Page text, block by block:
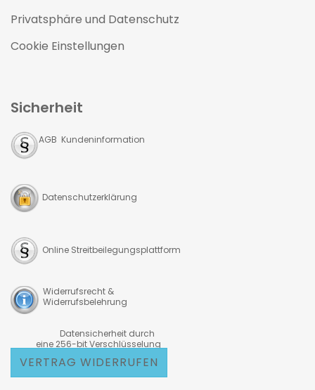
Privatsphäre und Datenschutz
Cookie Einstellungen
Sicherheit
AGB Kundeninformation
Datenschutzerklärung
Online Streitbeilegungsplattform
Widerrufsrecht &
Widerrufsbelehrung
Datensicherheit durch
eine 256-bit Verschlüsselung
VERTRAG WIDERRUFEN